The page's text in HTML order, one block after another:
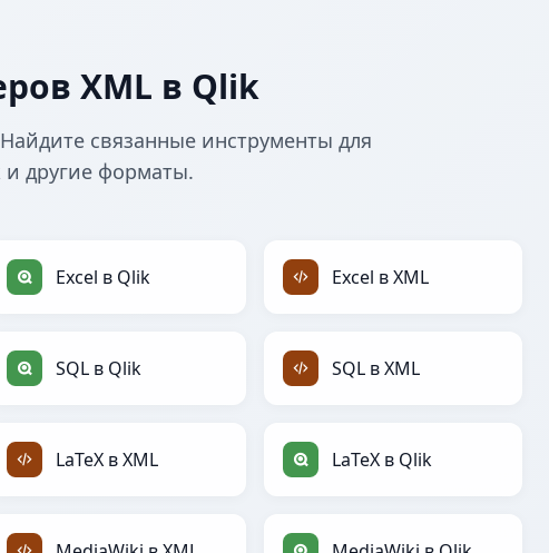
XML в Qlik
связанные инструменты для
и другие форматы.
Excel в Qlik Excel в XML
SQL в Qlik SQL в XML
LaTeX в XML LaTeX в Qlik